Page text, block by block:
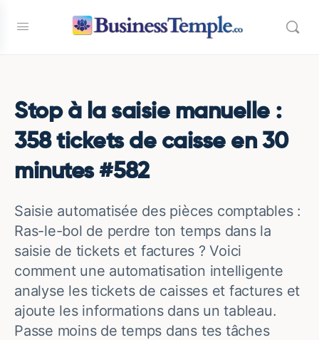
Stop à la saisie manuelle :
358 tickets de caisse en 30
minutes #582
Saisie automatisée des pièces comptables :
Ras-le-bol de perdre ton temps dans la
saisie de tickets et factures ? Voici
comment une automatisation intelligente
analyse les tickets de caisses et factures et
ajoute les informations dans un tableau.
Passe moins de temps dans tes tâches